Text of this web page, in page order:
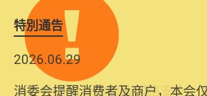
特別通告
2026.06.29
消委会提醒消费者及商户，本会
2025.10.31
为提升使用者体验及网络安全，